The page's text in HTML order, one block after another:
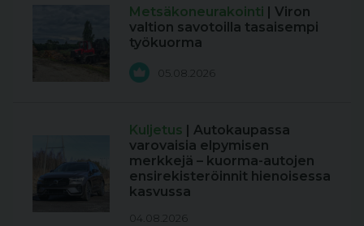
Metsäkoneurakointi | Viron
valtion savotoilla tasaisempi
työkuorma
05.08.2026
Kuljetus | Autokaupassa
varovaisia elpymisen
merkkejä – kuorma-autojen
ensirekisteröinnit hienoisessa
kasvussa
04.08.2026